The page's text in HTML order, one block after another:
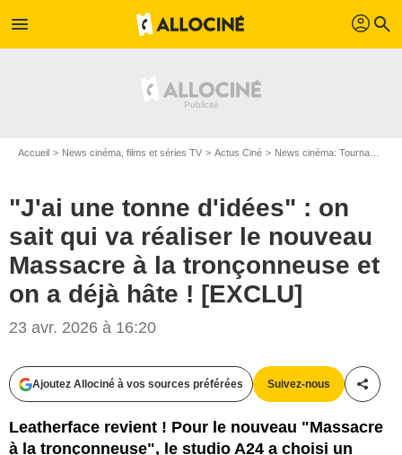
menu profil search
Accueil News cinéma, films et séries TV Actus Ciné News cinéma: Tournages
"J'ai une tonne d'idées" : on
sait qui va réaliser le nouveau
Massacre à la tronçonneuse et
on a déjà hâte ! [EXCLU]
23 avr. 2026 à 16:20
Ajoutez Allociné à vos sources préférées Suivez-nous
Leatherface revient ! Pour le nouveau "Massacre
à la tronçonneuse", le studio A24 a choisi un